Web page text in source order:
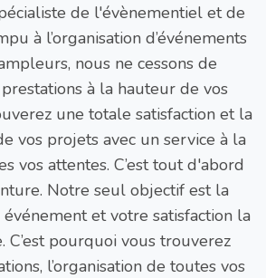
de l'évènementiel et de
à l’organisation d’événements
nous ne cessons de
à la hauteur de vos
une totale satisfaction et la
vos projets avec un service à la
vos attentes. C’est tout d'abord
Notre seul objectif est la
et votre satisfaction la
C’est pourquoi vous trouverez
l’organisation de toutes vos